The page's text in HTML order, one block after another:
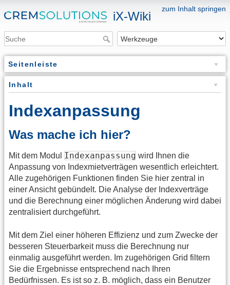
zum Inhalt springen
iX-Wiki
Seitenleiste
Inhalt
Indexanpassung
Was mache ich hier?
Mit dem Modul Indexanpassung wird Ihnen die
Anpassung von Indexmietverträgen wesentlich erleichtert.
Alle zugehörigen Funktionen finden Sie hier zentral in
einer Ansicht gebündelt. Die Analyse der Indexverträge
und die Berechnung einer möglichen Änderung wird dabei
zentralisiert durchgeführt.
Mit dem Ziel einer höheren Effizienz und zum Zwecke der
besseren Steuerbarkeit muss die Berechnung nur
einmalig ausgeführt werden. Im zugehörigen Grid filtern
Sie die Ergebnisse entsprechend nach Ihren
Bedürfnissen. Es ist so z. B. möglich, dass ein Benutzer